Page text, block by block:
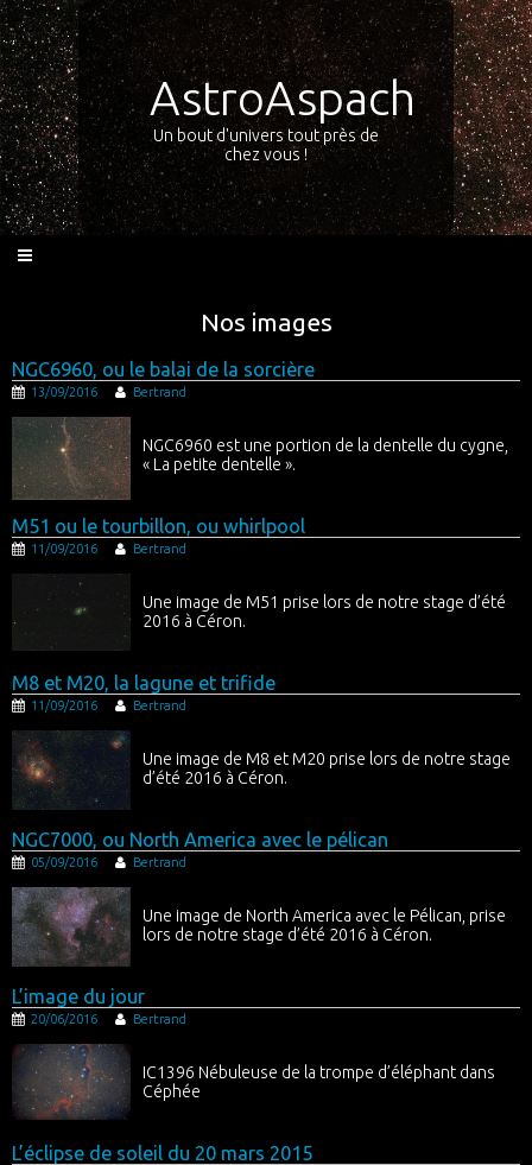
AstroAspach
Un bout d'univers tout près de
chez vous !
Nos images
NGC6960, ou le balai de la sorcière
13/09/2016 Bertrand
NGC6960 est une portion de la dentelle du cygne,
« La petite dentelle ».
M51 ou le tourbillon, ou whirlpool
11/09/2016 Bertrand
Une image de M51 prise lors de notre stage d’été
2016 à Céron.
M8 et M20, la lagune et trifide
11/09/2016 Bertrand
Une image de M8 et M20 prise lors de notre stage
d’été 2016 à Céron.
NGC7000, ou North America avec le pélican
05/09/2016 Bertrand
Une image de North America avec le Pélican, prise
lors de notre stage d’été 2016 à Céron.
L’image du jour
20/06/2016 Bertrand
IC1396 Nébuleuse de la trompe d’éléphant dans
Céphée
L’éclipse de soleil du 20 mars 2015